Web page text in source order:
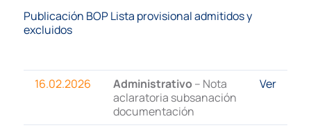
Publicación BOP Lista provisional admitidos y
excluidos
16.02.2026 Administrativo– Nota
aclaratoria subsanación
documentación
Ver